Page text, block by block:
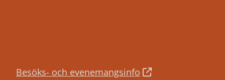
Besöks- och evenemangsinfo